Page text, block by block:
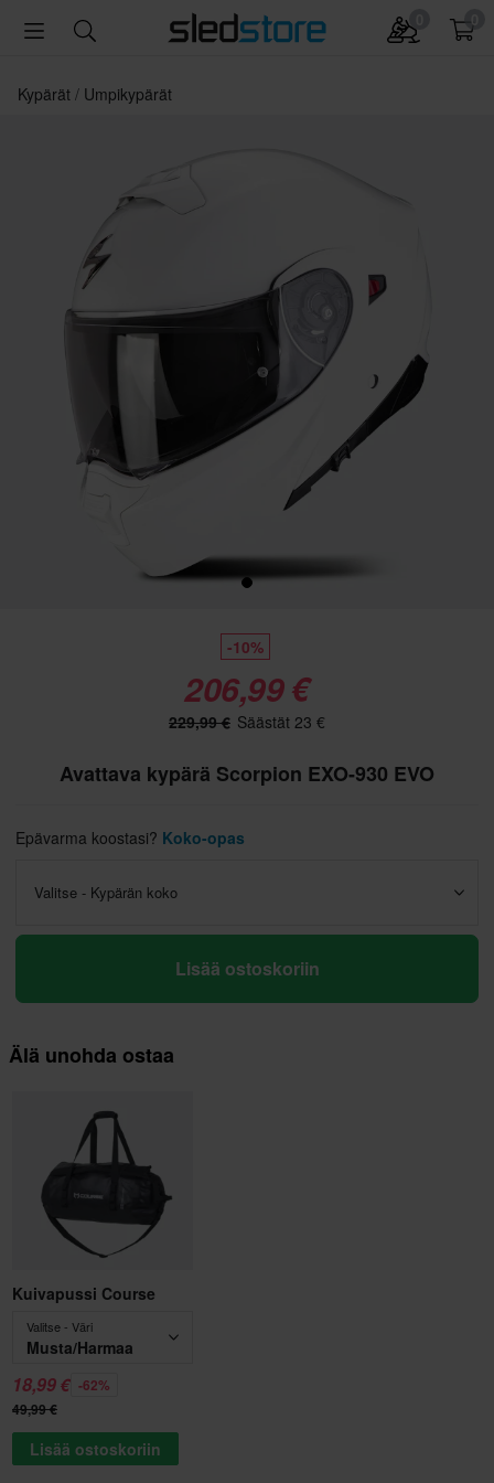
Kypärät Umpikypärät
-10%
206,99 €
229,99 € Säästät 23 €
Avattava kypärä Scorpion EXO-930 EVO
Epävarma koostasi? Koko-opas
Valitse - Kypärän koko
Lisää ostoskoriin
Älä unohda ostaa
Kuivapussi Course
Valitse - Väri
Musta/Harmaa
18,99 € -62%
49,99 €
Lisää ostoskoriin